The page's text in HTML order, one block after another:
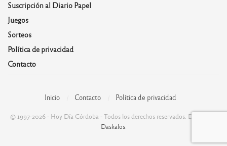
Suscripción al Diario Papel
Juegos
Sorteos
Política de privacidad
Contacto
Inicio Contacto Política de privacidad
© 1997-2026 - Hoy Día Córdoba - Todos los derechos reservados. Desarrolla:
Daskalos.